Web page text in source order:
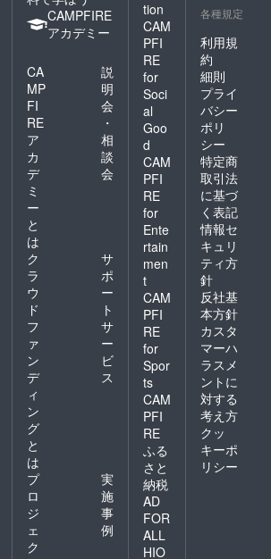
CAMPFIRE
アカデミー
CA
MP
FI
RE
ア
カ
デ
ミ
ー
と
は
説
明
会
・
相
談
会
ク
ラ
ウ
ド
フ
ァ
ン
デ
ィ
ン
グ
と
は
サ
ポ
ー
ト
サ
ー
ビ
ス
プ
ロ
ジ
ェ
ク
実
施
事
例
tion
CAM
PFI
RE
for
Soci
al
Goo
d
CAM
PFI
RE
for
Ente
rtain
men
t
CAM
PFI
RE
for
Spor
ts
CAM
PFI
RE
ふる
さと
納税
AD
FOR
ALL
HIO
各種規定
利用規
約
細則
プライ
バシー
ポリ
シー
特定商
取引法
に基づ
く表記
情報セ
キュリ
ティ方
針
反社基
本方針
カスタ
マーハ
ラスメ
ントに
対する
考え方
クッ
キーポ
リシー